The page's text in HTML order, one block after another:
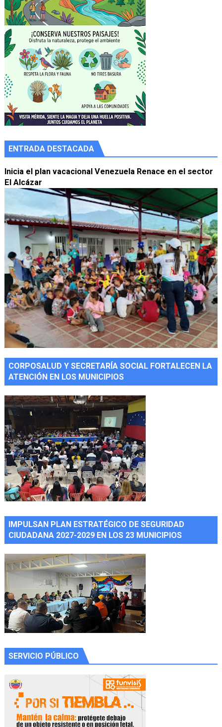
ENTRADA DESTACADA
Inicia el plan vacacional Venezuela Renace en el sector
El Alcázar
CORPOSALUD Y SECRETARÍA SOCIAL FORTALECEN LA
ATENCIÓN EN LOS MUNICIPIOS
IMPULSAN PLAN ESTRATÉGICO DE SEGURIDAD
CIUDADANA 2027-2029 EN LOS 23 MUNICIPIOS
SERVICIO PÚBLICO